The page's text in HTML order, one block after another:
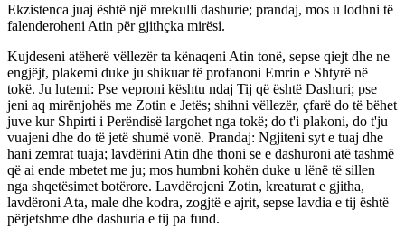
Ekzistenca juaj është një mrekulli dashurie; prandaj, mos u lodhni të
falenderoheni Atin për gjithçka mirësi.
Kujdeseni atëherë vëllezër ta kënaqeni Atin tonë, sepse qiejt dhe ne
engjëjt, plakemi duke ju shikuar të profanoni Emrin e Shtyrë në
tokë. Ju lutemi: Pse veproni kështu ndaj Tij që është Dashuri; pse
jeni aq mirënjohës me Zotin e Jetës; shihni vëllezër, çfarë do të bëhet
juve kur Shpirti i Perëndisë largohet nga tokë; do t'i plakoni, do t'ju
vuajeni dhe do të jetë shumë vonë. Prandaj: Ngjiteni syt e tuaj dhe
hani zemrat tuaja; lavdërini Atin dhe thoni se e dashuroni atë tashmë
që ai ende mbetet me ju; mos humbni kohën duke u lënë të sillen
nga shqetësimet botërore. Lavdërojeni Zotin, kreaturat e gjitha,
lavdëroni Ata, male dhe kodra, zogjtë e ajrit, sepse lavdia e tij është
përjetshme dhe dashuria e tij pa fund.